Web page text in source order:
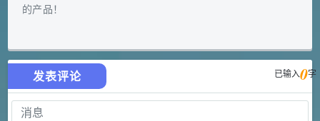
的产品！
发表评论 已输入0字